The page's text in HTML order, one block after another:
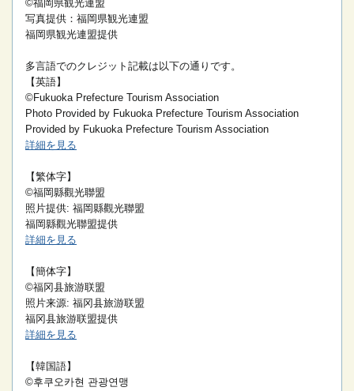
©福岡県観光連盟
写真提供：福岡県観光連盟
福岡県観光連盟提供
多言語でのクレジット記載は以下の通りです。
【英語】
©Fukuoka Prefecture Tourism Association
Photo Provided by Fukuoka Prefecture Tourism Association
Provided by Fukuoka Prefecture Tourism Association
詳細を見る
【繁体字】
©福岡縣觀光聯盟
照片提供: 福岡縣觀光聯盟
福岡縣觀光聯盟提供
詳細を見る
【簡体字】
©福冈县旅游联盟
照片来源: 福冈县旅游联盟
福冈县旅游联盟提供
詳細を見る
【韓国語】
©후쿠오카현 관광연맹